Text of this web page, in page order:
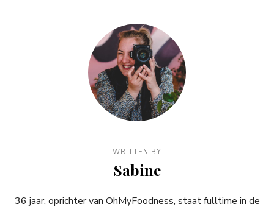
WRITTEN BY
Sabine
36 jaar, oprichter van OhMyFoodness, staat fulltime in de